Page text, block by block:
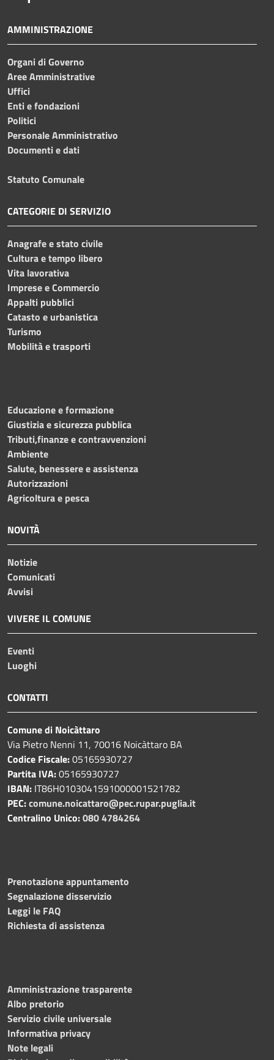
AMMINISTRAZIONE
Organi di Governo
Aree Amministrative
Uffici
Enti e fondazioni
Politici
Personale Amministrativo
Documenti e dati
Statuto Comunale
CATEGORIE DI SERVIZIO
Anagrafe e stato civile
Cultura e tempo libero
Vita lavorativa
Imprese e Commercio
Appalti pubblici
Catasto e urbanistica
Turismo
Mobilità e trasporti
Educazione e formazione
Giustizia e sicurezza pubblica
Tributi,finanze e contravvenzioni
Ambiente
Salute, benessere e assistenza
Autorizzazioni
Agricoltura e pesca
NOVITÀ
Notizie
Comunicati
Avvisi
VIVERE IL COMUNE
Eventi
Luoghi
CONTATTI
Comune di Noicàttaro
Via Pietro Nenni 11, 70016 Noicàttaro BA
Codice Fiscale:05165930727
Partita IVA:05165930727
IBAN: IT86H0103041591000001521782
PEC:comune.noicattaro@pec.rupar.puglia.it
Centralino Unico:080 4784264
Prenotazione appuntamento
Segnalazione disservizio
Leggi le FAQ
Richiesta di assistenza
Amministrazione trasparente
Albo pretorio
Servizio civile universale
Informativa privacy
Note legali